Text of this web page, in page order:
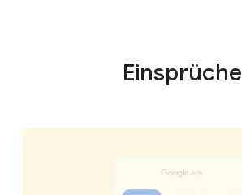
Einsprüche